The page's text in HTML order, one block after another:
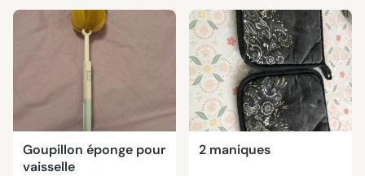
Goupillon éponge pour
vaisselle
2 maniques